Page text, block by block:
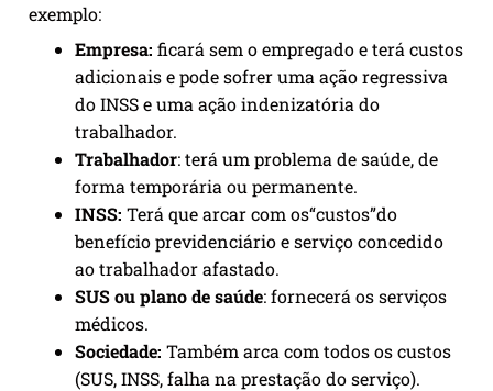
exemplo:
Empresa: ficará sem o empregado e terá custos
adicionais e pode sofrer uma ação regressiva
do INSS e uma ação indenizatória do
trabalhador.
Trabalhador: terá um problema de saúde, de
forma temporária ou permanente.
INSS: Terá que arcar com os“custos”do
benefício previdenciário e serviço concedido
ao trabalhador afastado.
SUS ou plano de saúde: fornecerá os serviços
médicos.
Sociedade: Também arca com todos os custos
(SUS, INSS, falha na prestação do serviço).